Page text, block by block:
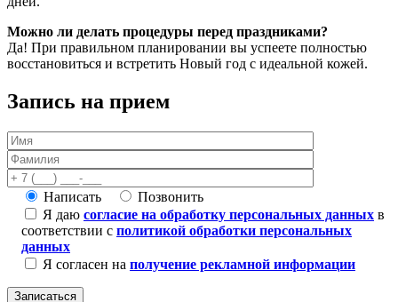
Можно ли делать процедуры перед праздниками?
Да! При правильном планировании вы успеете полностью
восстановиться и встретить Новый год с идеальной кожей.
Запись на прием
Написать
Позвонить
Я даю согласие на обработку персональных данных в
соответствии с политикой обработки персональных
данных
Я согласен на получение рекламной информации